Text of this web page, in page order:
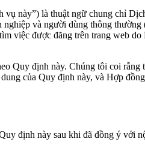
này”) là thuật ngữ chung chỉ
và người dùng thông
việc được đăng trên trang web
Quy định này. Chúng tôi coi
của Quy định này, và Hợp
định này sau khi đã đồng ý với